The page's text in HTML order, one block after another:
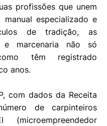
profissões que unem
especializado e
de tradição, as
e marcenaria não só
têm registrado
anos.
com dados da Receita
de carpinteiros